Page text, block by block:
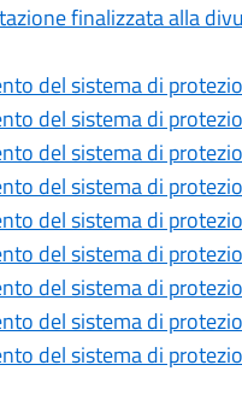
finalizzata alla
del sistema di
del sistema di
del sistema di
del sistema di
del sistema di
del sistema di
del sistema di
del sistema di
del sistema di